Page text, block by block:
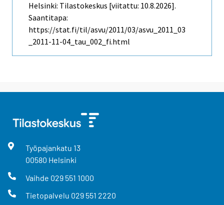
Helsinki: Tilastokeskus [viitattu: 10.8.2026].
Saantitapa:
https://stat.fi/til/asvu/2011/03/asvu_2011_03
_2011-11-04_tau_002_fi.html
Työpajankatu 13
00580 Helsinki
Vaihde 029 551 1000
Tietopalvelu 029 551 2220